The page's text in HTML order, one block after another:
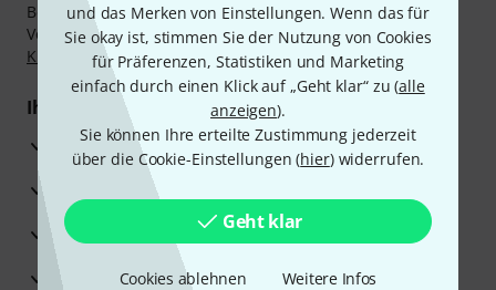
und das Merken von Einstellungen. Wenn das für
Sie okay ist, stimmen Sie der Nutzung von Cookies
für Präferenzen, Statistiken und Marketing
einfach durch einen Klick auf „Geht klar“ zu (alle
anzeigen).
Sie können Ihre erteilte Zustimmung jederzeit
über die Cookie-Einstellungen (hier) widerrufen.
Geht klar
Cookies ablehnen Weitere Infos
Bezahlen Sie vertraulich und sicher per Nachnahme,
Vorkasse, PayPal, Amazon Pay,Klarna Sofort bezahlen,
Klarna Ratenzahlungoder Kreditkarte.
Ihre Vorteile
3 Jahre Thomann Garantie
30 Tage Money-Back-Garantie
Reparaturservice
Beratung durch Fachexperten